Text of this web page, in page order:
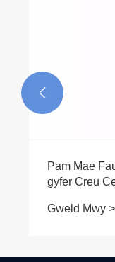
Pam Mae
gyfer Creu
Gweld Mwy
